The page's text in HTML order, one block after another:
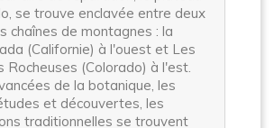
se trouve enclavée entre deux
chaînes de montagnes : la
(Californie) à l'ouest et Les
Rocheuses (Colorado) à l'est.
de la botanique, les
et découvertes, les
traditionnelles se trouvent